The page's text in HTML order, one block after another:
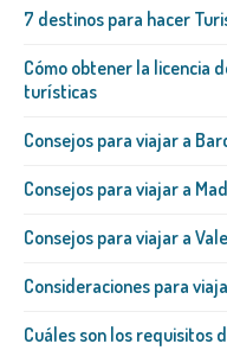
7 destinos para hacer
Cómo obtener la licencia
turísticas
Consejos para viajar a
Consejos para viajar a
Consejos para viajar a
Consideraciones para
Cuáles son los requisitos